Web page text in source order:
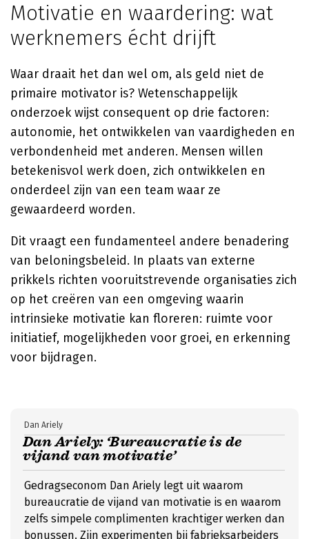
Motivatie en waardering: wat
werknemers écht drijft
Waar draait het dan wel om, als geld niet de
primaire motivator is? Wetenschappelijk
onderzoek wijst consequent op drie factoren:
autonomie, het ontwikkelen van vaardigheden en
verbondenheid met anderen. Mensen willen
betekenisvol werk doen, zich ontwikkelen en
onderdeel zijn van een team waar ze
gewaardeerd worden.
Dit vraagt een fundamenteel andere benadering
van beloningsbeleid. In plaats van externe
prikkels richten vooruitstrevende organisaties zich
op het creëren van een omgeving waarin
intrinsieke motivatie kan floreren: ruimte voor
initiatief, mogelijkheden voor groei, en erkenning
voor bijdragen.
Dan Ariely: ‘Bureaucratie is de
vijand van motivatie’
Dan Ariely
Gedragseconom Dan Ariely legt uit waarom
bureaucratie de vijand van motivatie is en waarom
zelfs simpele complimenten krachtiger werken dan
bonussen. Zijn experimenten bij fabrieksarbeiders